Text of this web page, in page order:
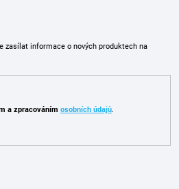
zasílat informace o nových produktech na
a zpracováním osobních údajů.